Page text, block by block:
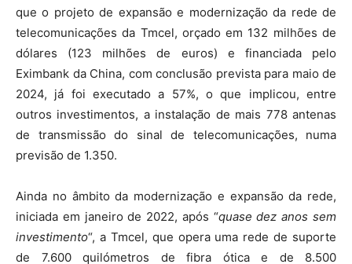
que o projeto de expansão e modernização da rede de
telecomunicações da Tmcel, orçado em 132 milhões de
dólares (123 milhões de euros) e financiada pelo
Eximbank da China, com conclusão prevista para maio de
2024, já foi executado a 57%, o que implicou, entre
outros investimentos, a instalação de mais 778 antenas
de transmissão do sinal de telecomunicações, numa
previsão de 1.350.
Ainda no âmbito da modernização e expansão da rede,
iniciada em janeiro de 2022, após “quase dez anos sem
investimento“, a Tmcel, que opera uma rede de suporte
de 7.600 quilómetros de fibra ótica e de 8.500